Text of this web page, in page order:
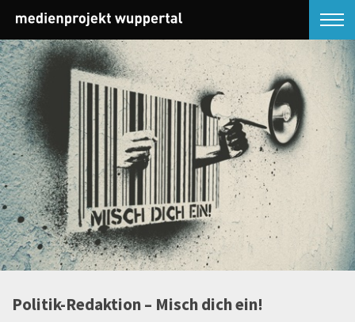
Politik-Redaktion – Misch dich ein!